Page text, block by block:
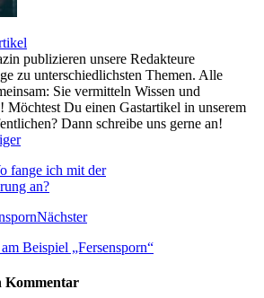
publizieren unsere Redakteure
zu unterschiedlichsten Themen. Alle
Sie vermitteln Wissen und
Möchtest Du einen Gastartikel in unserem
Dann schreibe uns gerne an!
fange ich mit der
an?
Nächster
Beispiel „Fersensporn“
Kommentar